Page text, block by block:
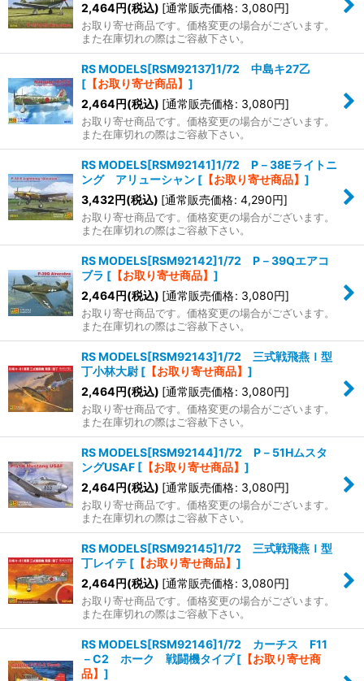
2,464円(税込) [通常販売価格: 3,080円]
お取り寄せ商品です。価格変更の場合がございます。
また在庫切れの際はご容赦下さい。
RS MODELS[RSM92137]1/72 中島キ27乙
[ 【お取り寄せ商品】 ]
2,464円(税込) [通常販売価格: 3,080円]
お取り寄せ商品です。価格変更の場合がございます。
また在庫切れの際はご容赦下さい。
RS MODELS[RSM92141]1/72 P－38Eライトニ
ング アリューシャン [ 【お取り寄せ商品】 ]
3,432円(税込) [通常販売価格: 4,290円]
お取り寄せ商品です。価格変更の場合がございます。
また在庫切れの際はご容赦下さい。
RS MODELS[RSM92142]1/72 P－39Qエアコ
ブラ [ 【お取り寄せ商品】 ]
2,464円(税込) [通常販売価格: 3,080円]
お取り寄せ商品です。価格変更の場合がございます。
また在庫切れの際はご容赦下さい。
RS MODELS[RSM92143]1/72 三式戦飛燕Ｉ型
丁小林大尉 [ 【お取り寄せ商品】 ]
2,464円(税込) [通常販売価格: 3,080円]
お取り寄せ商品です。価格変更の場合がございます。
また在庫切れの際はご容赦下さい。
RS MODELS[RSM92144]1/72 P－51Hムスタ
ングUSAF [ 【お取り寄せ商品】 ]
2,464円(税込) [通常販売価格: 3,080円]
お取り寄せ商品です。価格変更の場合がございます。
また在庫切れの際はご容赦下さい。
RS MODELS[RSM92145]1/72 三式戦飛燕Ｉ型
丁レイテ [ 【お取り寄せ商品】 ]
2,464円(税込) [通常販売価格: 3,080円]
お取り寄せ商品です。価格変更の場合がございます。
また在庫切れの際はご容赦下さい。
RS MODELS[RSM92146]1/72 カーチス F11
－C2 ホーク 戦闘機タイプ [ 【お取り寄せ商
品】 ]